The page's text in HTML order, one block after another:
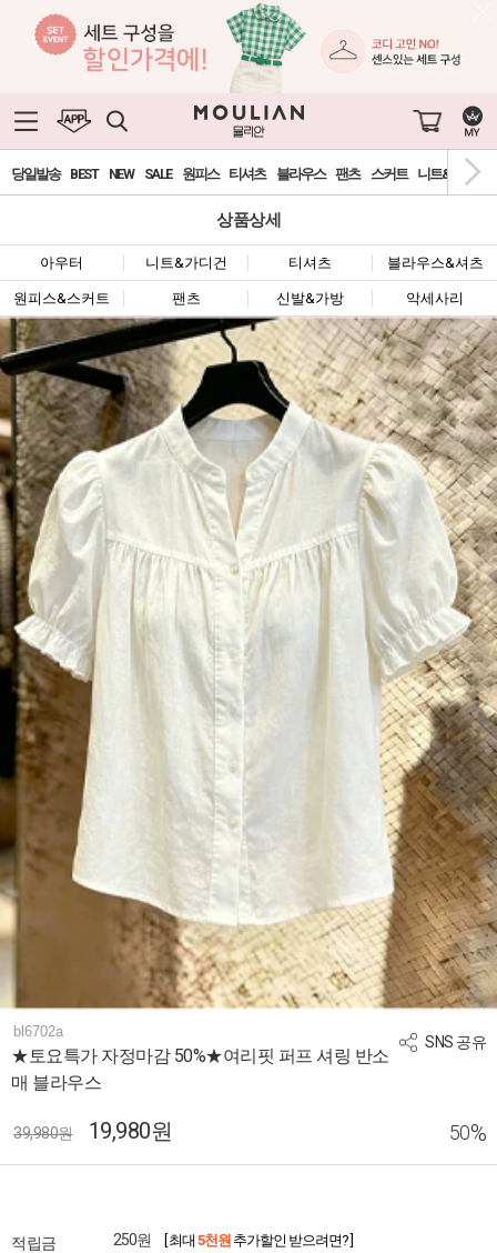
당일발송 BEST NEW SALE 원피스 티셔츠 블라우스 팬츠 스커트 니트&가디건
상품상세
아우터 니트&가디건 티셔츠 블라우스&셔츠
원피스&스커트 팬츠 신발&가방 악세사리
SNS 공유
bl6702a
★토요특가 자정마감 50%★여리핏 퍼프 셔링 반소
매 블라우스
39,980원 19,980원 50%
적립금 250원 [ 최대 5천원 추가할인 받으려면? ]